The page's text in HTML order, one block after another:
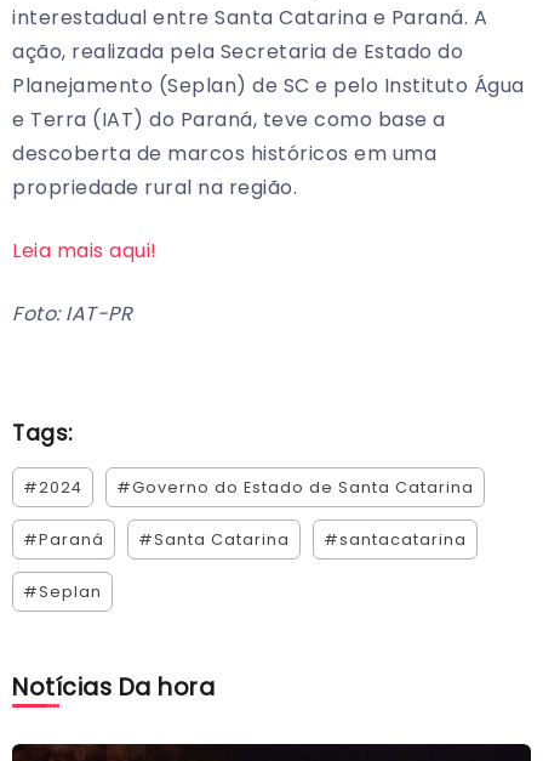
interestadual entre Santa Catarina e Paraná. A
ação, realizada pela Secretaria de Estado do
Planejamento (Seplan) de SC e pelo Instituto Água
e Terra (IAT) do Paraná, teve como base a
descoberta de marcos históricos em uma
propriedade rural na região.
Leia mais aqui!
Foto: IAT-PR
Tags:
#2024 #Governo do Estado de Santa Catarina
#Paraná #Santa Catarina #santacatarina
#Seplan
Notícias Da hora